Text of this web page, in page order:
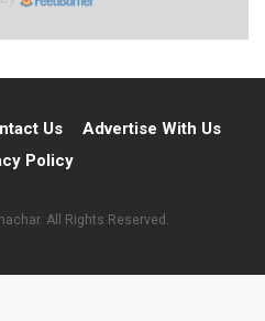
Us
Advertise With Us
Policy
All Rights Reserved.